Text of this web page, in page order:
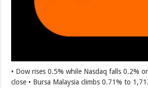
• Dow rises 0.5% while Nasdaq falls 0.2%
close • Bursa Malaysia climbs 0.71% to